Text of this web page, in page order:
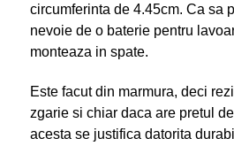
circumferinta de 4.45cm. Ca sa
nevoie de o baterie pentru
monteaza in spate.
Este facut din marmura, deci
zgarie si chiar daca are pretul
acesta se justifica datorita